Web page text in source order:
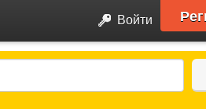
Войти